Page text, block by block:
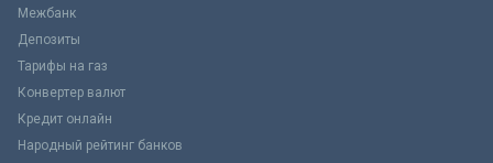
Межбанк
Депозиты
Тарифы на газ
Конвертер валют
Кредит онлайн
Народный рейтинг банков